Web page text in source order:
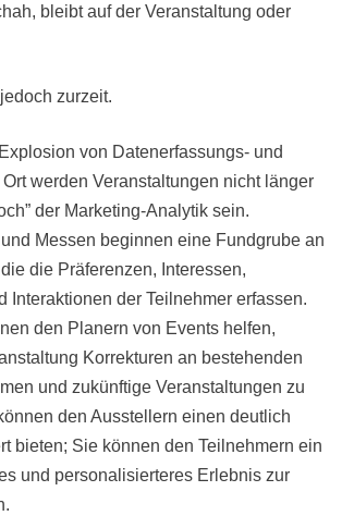
bleibt auf der Veranstaltung oder
zurzeit.
von Datenerfassungs- und
werden Veranstaltungen nicht länger
der Marketing-Analytik sein.
Messen beginnen eine Fundgrube an
die Präferenzen, Interessen,
Interaktionen der Teilnehmer erfassen.
den Planern von Events helfen,
Korrekturen an bestehenden
und zukünftige Veranstaltungen zu
den Ausstellern einen deutlich
bieten; Sie können den Teilnehmern ein
und personalisierteres Erlebnis zur